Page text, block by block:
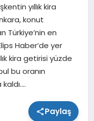
yıllık kira
konut
Türkiye’nin en
Haber’de yer
kira getirisi yüzde
bu oranın
Paylaş